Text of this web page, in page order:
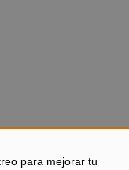
para mejorar tu